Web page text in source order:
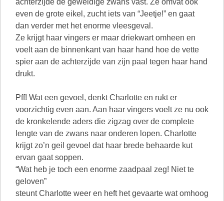
achterzijde de geweldige zwans vast. Ze omvat ook
even de grote eikel, zucht iets van “Jeetje!” en gaat
dan verder met het enorme vleesgeval.
Ze krijgt haar vingers er maar driekwart omheen en
voelt aan de binnenkant van haar hand hoe de vette
spier aan de achterzijde van zijn paal tegen haar hand
drukt.
Pff! Wat een gevoel, denkt Charlotte en rukt er
voorzichtig even aan. Aan haar vingers voelt ze nu ook
de kronkelende aders die zigzag over de complete
lengte van de zwans naar onderen lopen. Charlotte
krijgt zo’n geil gevoel dat haar brede behaarde kut
ervan gaat soppen.
“Wat heb je toch een enorme zaadpaal zeg! Niet te
geloven”
steunt Charlotte weer en heft het gevaarte wat omhoog